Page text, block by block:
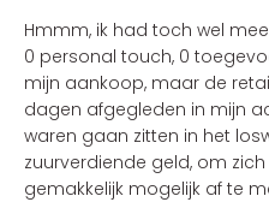
Hmmm, ik had toch wel
0 personal touch, 0
mijn aankoop, maar de
dagen afgegleden in mijn
waren gaan zitten in het
zuurverdiende geld, om
gemakkelijk mogelijk af te